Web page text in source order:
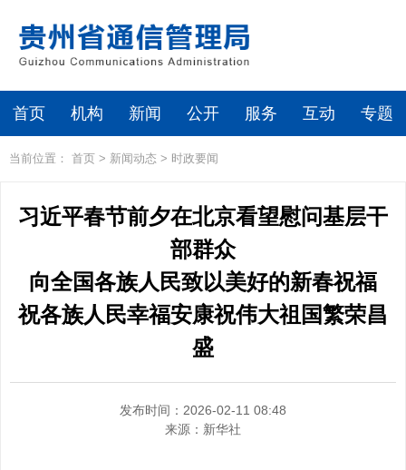
首页 机构 新闻 公开 服务 互动 专题
当前位置： 首页 > 新闻动态 > 时政要闻
习近平春节前夕在北京看望慰问基层干
部群众
向全国各族人民致以美好的新春祝福
祝各族人民幸福安康祝伟大祖国繁荣昌
盛
发布时间：2026-02-11 08:48
来源： 新华社